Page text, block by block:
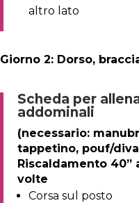
altro lato
Giorno 2: Dorso,
Scheda per
addominali
(necessario:
tappetino, pouf/
Riscaldamento 40”
volte
Corsa sul posto